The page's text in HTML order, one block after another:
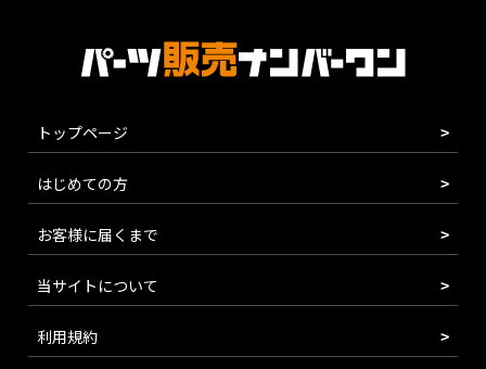
トップページ
はじめての方
お客様に届くまで
当サイトについて
利用規約